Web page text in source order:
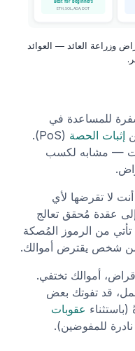
وزراعة العائد — العوائد
للمساعدة في
إثبات الحصة
(PoS).
— مشابه لكسب
لا تقرضها لأي
عقدة مُحقق تعالج
تأتي من الرموز المُصكة
شخص يقترض أموالك.
أموالك تختفي.
قد تفوتك بعض
عقوبات
للمفوضين).